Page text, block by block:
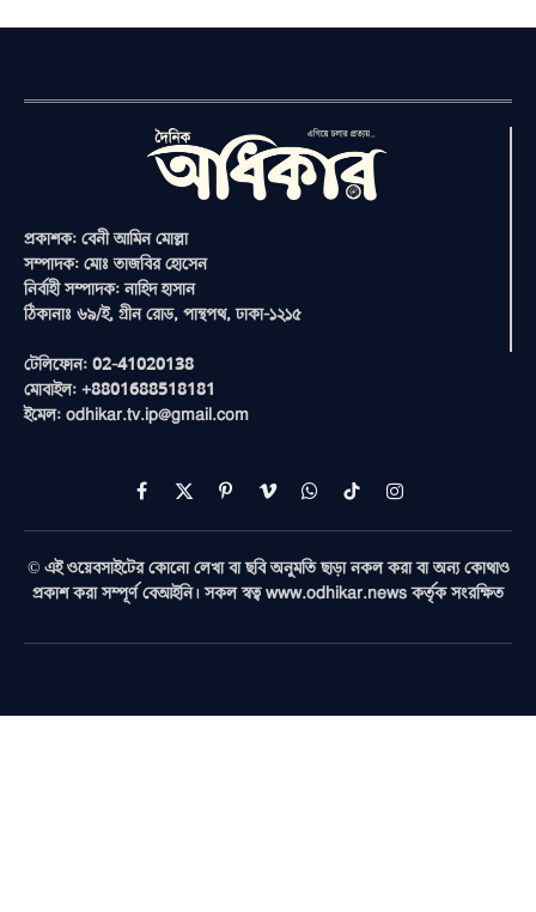
প্রকাশক: বেনী আমিন মোল্লা
সম্পাদক: মোঃ তাজবির হোসেন
নির্বাহী সম্পাদক: নাহিদ হাসান
ঠিকানাঃ ৬৯/ই, গ্রীন রোড, পান্থপথ, ঢাকা-১২১৫
টেলিফোন: 02-41020138
মোবাইল: +8801688518181
ইমেল: odhikar.tv.ip@gmail.com
Facebook
X
(Twitter)
PinterestVimeoWhatsAppTikTokInstagram
© এই ওয়েবসাইটের কোনো লেখা বা ছবি অনুমতি ছাড়া নকল করা বা অন্য কোথাও
প্রকাশ করা সম্পূর্ণ বেআইনি। সকল স্বত্ব www.odhikar.news কর্তৃক সংরক্ষিত